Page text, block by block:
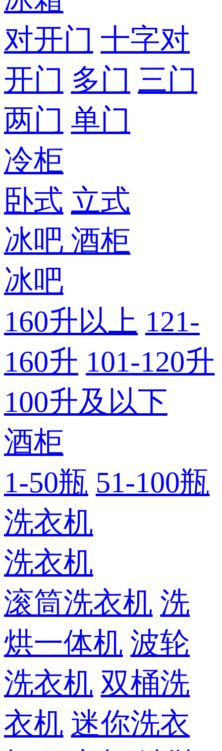
对开门 十字对
开门 多门 三门
两门 单门
冷柜
卧式 立式
冰吧 酒柜
冰吧
160升以上 121-
160升 101-120升
100升及以下
酒柜
1-50瓶 51-100瓶
洗衣机
洗衣机
滚筒洗衣机 洗
烘一体机 波轮
洗衣机 双桶洗
衣机 迷你洗衣